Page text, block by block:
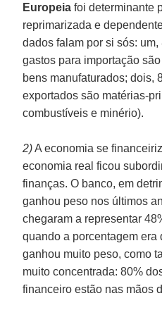
Europeia foi determinante
reprimarizada e
dados falam por si sós:
gastos para importação
bens manufaturados; dois,
exportados são matérias-
combustíveis e minério).
2)A economia se
economia real ficou
finanças. O banco, em
ganhou peso nos últimos
chegaram a representar
quando a porcentagem era
ganhou muito peso, como
muito concentrada: 80%
financeiro estão nas mãos